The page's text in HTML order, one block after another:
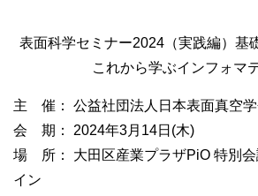
表面科学セミナー2024（実践編）基
これから学ぶインフォマ
主 催： 公益社団法人日本表面真空
会 期： 2024年3月14日(木)
場 所： 大田区産業プラザPiO 特別会
イン